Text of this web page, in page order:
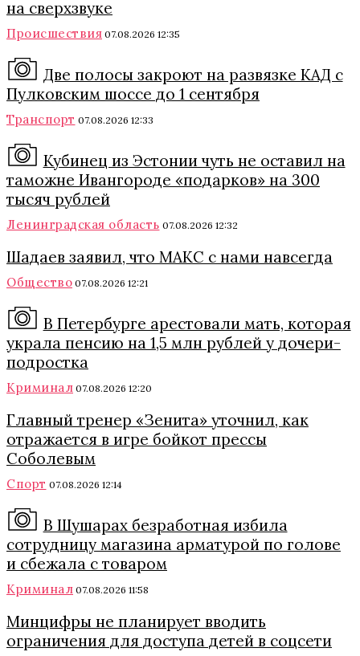
на сверхзвуке
Происшествия 07.08.2026 12:35
Две полосы закроют на развязке КАД с
Пулковским шоссе до 1 сентября
Транспорт 07.08.2026 12:33
Кубинец из Эстонии чуть не оставил на
таможне Ивангороде «подарков» на 300
тысяч рублей
Ленинградская область 07.08.2026 12:32
Шадаев заявил, что МАКС с нами навсегда
Общество 07.08.2026 12:21
В Петербурге арестовали мать, которая
украла пенсию на 1,5 млн рублей у дочери-
подростка
Криминал 07.08.2026 12:20
Главный тренер «Зенита» уточнил, как
отражается в игре бойкот прессы
Соболевым
Спорт 07.08.2026 12:14
В Шушарах безработная избила
сотрудницу магазина арматурой по голове
и сбежала с товаром
Криминал 07.08.2026 11:58
Минцифры не планирует вводить
ограничения для доступа детей в соцсети